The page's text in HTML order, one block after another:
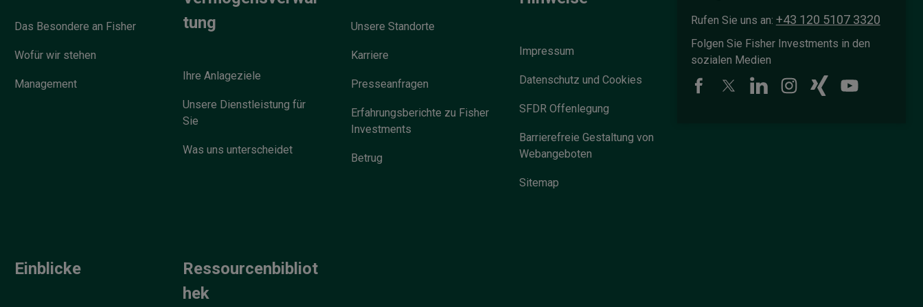
Das Besondere an Fisher
Wofür wir stehen
Management
tung
Ihre Anlageziele
Unsere Dienstleistung für
Sie
Was uns unterscheidet
Unsere Standorte
Karriere
Presseanfragen
Erfahrungsberichte zu Fisher
Investments
Betrug
Impressum
Datenschutz und Cookies
SFDR Offenlegung
Barrierefreie Gestaltung von
Webangeboten
Sitemap
Einblicke
Ressourcenbibliot
hek
Rufen Sie uns an: +43 120 5107 3320
Folgen Sie Fisher Investments in den
sozialen Medien